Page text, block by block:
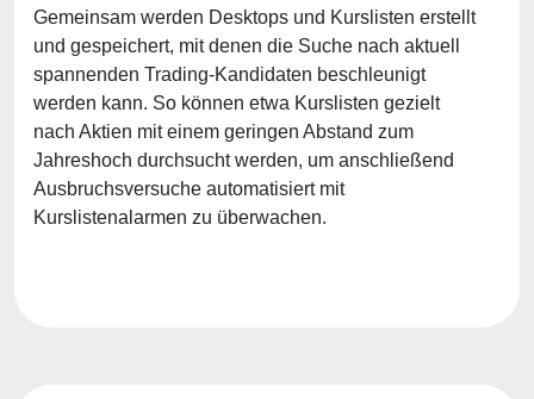
Gemeinsam werden Desktops und Kurslisten erstellt
und gespeichert, mit denen die Suche nach aktuell
spannenden Trading-Kandidaten beschleunigt
werden kann. So können etwa Kurslisten gezielt
nach Aktien mit einem geringen Abstand zum
Jahreshoch durchsucht werden, um anschließend
Ausbruchsversuche automatisiert mit
Kurslistenalarmen zu überwachen.